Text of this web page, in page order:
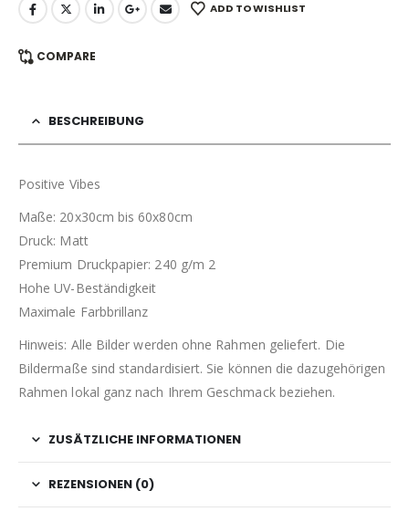
ADD TO WISHLIST
COMPARE
BESCHREIBUNG
Positive Vibes
Maße: 20x30cm bis 60x80cm
Druck: Matt
Premium Druckpapier: 240 g/m 2
Hohe UV-Beständigkeit
Maximale Farbbrillanz
Hinweis: Alle Bilder werden ohne Rahmen geliefert. Die
Bildermaße sind standardisiert. Sie können die dazugehörigen
Rahmen lokal ganz nach Ihrem Geschmack beziehen.
ZUSÄTZLICHE INFORMATIONEN
REZENSIONEN (0)